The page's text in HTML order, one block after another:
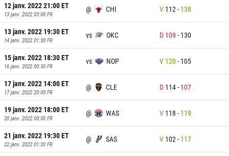
12 janv. 2022 21:00ET
13 janv. 2022 03:00 FR
@ CHI V 112- 138
13 janv. 2022 19:30ET
14 janv. 2022 01:30 FR
vs OKC D 109 - 130
15 janv. 2022 18:30ET
16 janv. 2022 00:30 FR
vs NOP V 120- 105
17 janv. 2022 14:00ET
17 janv. 2022 20:00 FR
@ CLE D 114- 107
19 janv. 2022 18:00ET
20 janv. 2022 00:00 FR
@ WAS V 118 - 119
21 janv. 2022 19:30ET
22 janv. 2022 01:30 FR
@ SAS V 102- 117